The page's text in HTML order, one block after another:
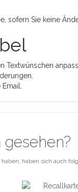
sofern Sie keine
Textwünschen
gesehen?
haben sich auch